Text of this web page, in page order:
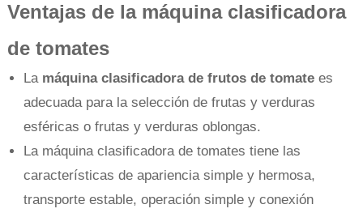
Ventajas de la máquina clasificadora
de tomates
La máquina clasificadora de frutos de tomatees
adecuada para la selección de frutas y verduras
esféricas o frutas y verduras oblongas.
La máquina clasificadora de tomates tiene las
características de apariencia simple y hermosa,
transporte estable, operación simple y conexión